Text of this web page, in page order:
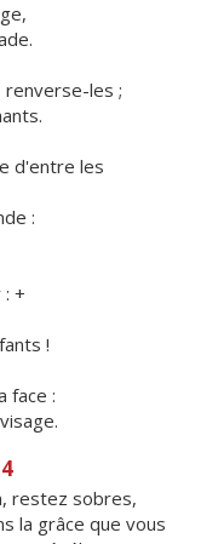
renverse-les ;
e d'entre les
:
+
!
face :
restez sobres,
la grâce que vous